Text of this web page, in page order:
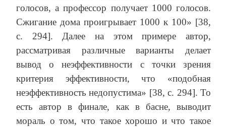
голосов, а профессор получает 1000 голосов.
Сжигание дома проигрывает 1000 к 100» [38,
с. 294]. Далее на этом примере автор,
рассматривая различные варианты делает
вывод о неэффективности с точки зрения
критерия эффективности, что «подобная
неэффективность недопустима» [38, с. 294]. То
есть автор в финале, как в басне, выводит
мораль о том, что такое хорошо и что такое